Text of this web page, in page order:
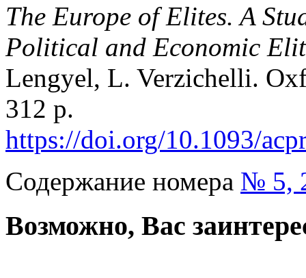
The Europe of Elites. A
Political and Economic
Lengyel, L. Verzichelli.
312 p.
https://doi.org/10.1093/
Содержание номера № 5,
Возможно, Вас